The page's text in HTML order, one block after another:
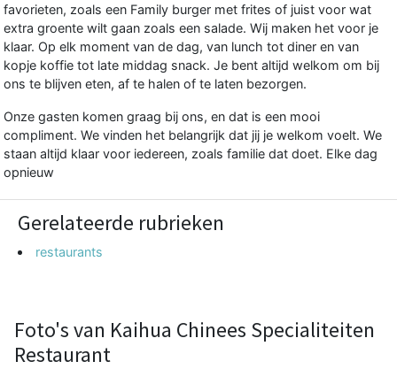
favorieten, zoals een Family burger met frites of juist voor wat
extra groente wilt gaan zoals een salade. Wij maken het voor je
klaar. Op elk moment van de dag, van lunch tot diner en van
kopje koffie tot late middag snack. Je bent altijd welkom om bij
ons te blijven eten, af te halen of te laten bezorgen.
Onze gasten komen graag bij ons, en dat is een mooi
compliment. We vinden het belangrijk dat jij je welkom voelt. We
staan altijd klaar voor iedereen, zoals familie dat doet. Elke dag
opnieuw
Gerelateerde rubrieken
restaurants
Foto's van Kaihua Chinees Specialiteiten
Restaurant